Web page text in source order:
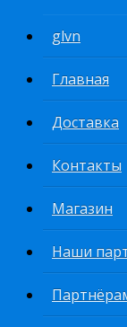
glvn
Главная
Доставка
Контакты
Магазин
Наши